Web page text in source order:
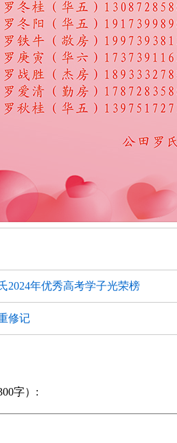
2024年优秀高考学子光荣榜
修记
字）: